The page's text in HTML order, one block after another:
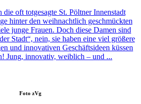
oft totgesagte St. Pöltner Innenstadt
hinter den weihnachtlich geschmückten
junge Frauen. Doch diese Damen sind
Stadt“, nein, sie haben eine viel größere
und innovativen Geschäftsideen küssen
Jung, innovativ, weiblich – und ...
Foto zVg